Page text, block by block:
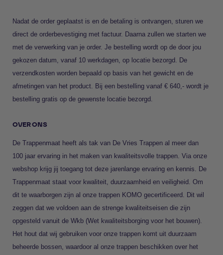
Nadat de order geplaatst is en de betaling is ontvangen, sturen we
direct de orderbevestiging met factuur. Daarna zullen we starten we
met de verwerking van je order. Je bestelling wordt op de door jou
gekozen datum, vanaf 10 werkdagen, op locatie bezorgd. De
verzendkosten worden bepaald op basis van het gewicht en de
afmetingen van het product. Bij een bestelling vanaf € 640,- wordt je
bestelling gratis op de gewenste locatie bezorgd.
OVER ONS
De Trappenmaat heeft als tak van De Vries Trappen al meer dan
100 jaar ervaring in het maken van kwaliteitsvolle trappen. Via onze
webshop krijg jij toegang tot deze jarenlange ervaring en kennis. De
Trappenmaat staat voor kwaliteit, duurzaamheid en veiligheid. Om
dit te waarborgen zijn al onze trappen KOMO gecertificeerd. Dit wil
zeggen dat we voldoen aan de strenge kwaliteitseisen die zijn
opgesteld vanuit de Wkb (Wet kwaliteitsborging voor het bouwen).
Het hout dat wij gebruiken voor onze trappen komt uit duurzaam
beheerde bossen, waardoor al onze trappen beschikken over het